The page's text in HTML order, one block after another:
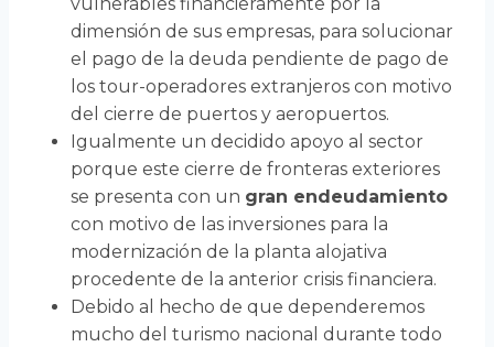
dimensión de sus empresas, para solucionar
el pago de la deuda pendiente de pago de
los tour-operadores extranjeros con motivo
del cierre de puertos y aeropuertos.
Igualmente un decidido apoyo al sector
porque este cierre de fronteras exteriores
se presenta con un gran endeudamiento
con motivo de las inversiones para la
modernización de la planta alojativa
procedente de la anterior crisis financiera.
Debido al hecho de que dependeremos
mucho del turismo nacional durante todo